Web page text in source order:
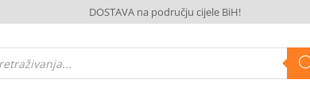
DOSTAVA na području cijele BiH!